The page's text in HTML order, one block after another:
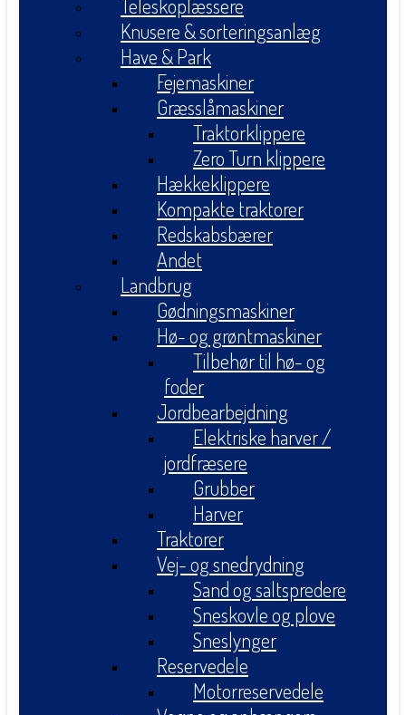
Teleskoplæssere
Knusere & sorteringsanlæg
Have & Park
Fejemaskiner
Græsslåmaskiner
Traktorklippere
Zero Turn klippere
Hækkeklippere
Kompakte traktorer
Redskabsbærer
Andet
Landbrug
Gødningsmaskiner
Hø- og grøntmaskiner
Tilbehør til hø- og
foder
Jordbearbejdning
Elektriske harver /
jordfræsere
Grubber
Harver
Traktorer
Vej- og snedrydning
Sand og saltspredere
Sneskovle og plove
Sneslynger
Reservedele
Motorreservedele